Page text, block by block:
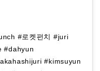
#로켓펀치 #juri
#dahyun
#kimsuyun